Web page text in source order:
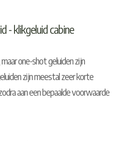
- klikgeluid cabine
one-shot geluiden zijn
zijn meestal zeer korte
aan een bepaalde voorwaarde